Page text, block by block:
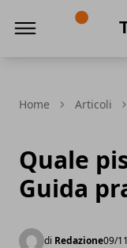
Home Articoli
Quale
Guida
di Redazione09/